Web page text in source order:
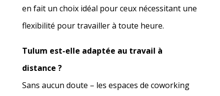
en fait un choix idéal pour ceux nécessitant une
flexibilité pour travailler à toute heure.
Tulum est-elle adaptée au travail à
distance ?
Sans aucun doute – les espaces de coworking